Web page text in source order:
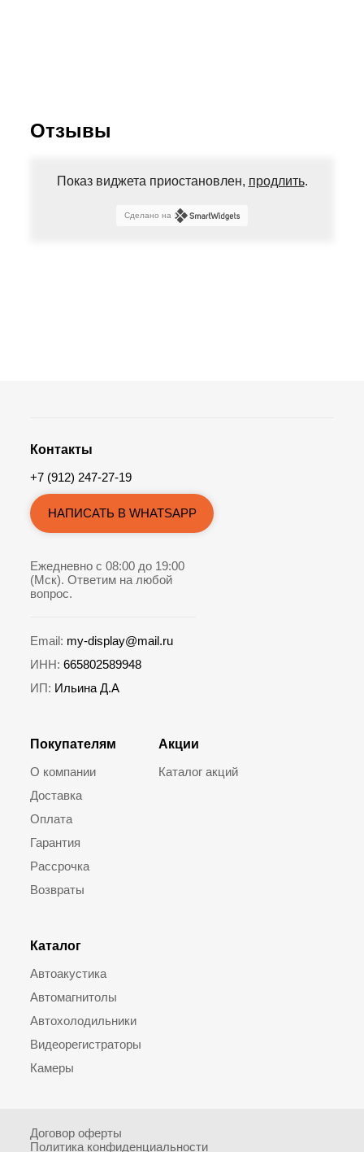
Отзывы
Показ виджета приостановлен, продлить.
Сделано на
Покупателям
О компании
Доставка
Оплата
Гарантия
Рассрочка
Возвраты
Каталог
Автоакустика
Автомагнитолы
Автохолодильники
Видеорегистраторы
Камеры
Акции
Каталог акций
Контакты
+7 (912) 247-27-19
НАПИСАТЬ В WHATSAPP
Ежедневно с 08:00 до 19:00
(Мск). Ответим на любой
вопрос.
Email: my-display@mail.ru
ИНН: 665802589948
ИП: Ильина Д.А
Договор оферты
Политика конфиденциальности